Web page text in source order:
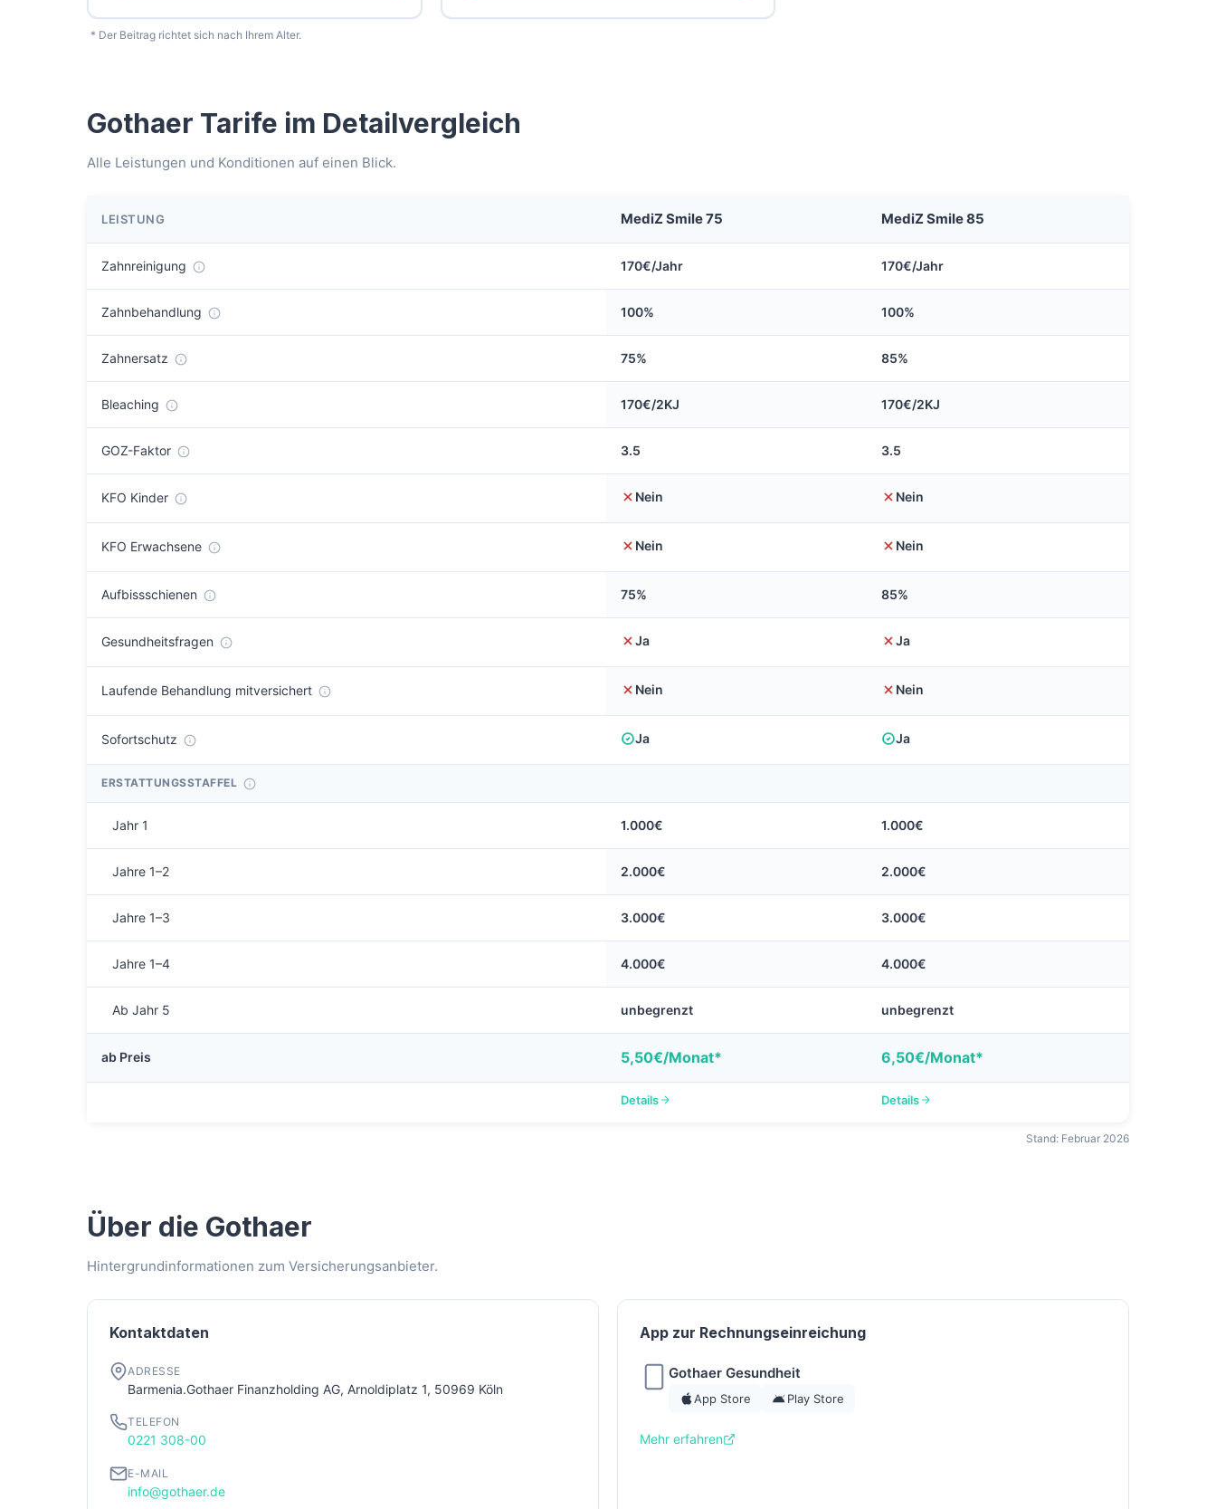
* Der Beitrag richtet sich nach Ihrem Alter.
Gothaer Tarife im Detailvergleich
Alle Leistungen und Konditionen auf einen Blick.
LEISTUNG MediZ Smile 75 MediZ Smile 85
Zahnreinigung 170€/Jahr 170€/Jahr
Zahnbehandlung 100% 100%
Zahnersatz 75% 85%
Bleaching 170€/2KJ 170€/2KJ
GOZ-Faktor 3.5 3.5
KFO Kinder Nein Nein
KFO Erwachsene Nein Nein
Aufbissschienen 75% 85%
Gesundheitsfragen Ja Ja
Laufende Behandlung mitversichert Nein Nein
Sofortschutz Ja Ja
ERSTATTUNGSSTAFFEL
Jahr 1 1.000€ 1.000€
Jahre 1–2 2.000€ 2.000€
Jahre 1–3 3.000€ 3.000€
Jahre 1–4 4.000€ 4.000€
Ab Jahr 5 unbegrenzt unbegrenzt
ab Preis 5,50€/Monat* 6,50€/Monat*
Details Details
Stand: Februar 2026
Über die Gothaer
Hintergrundinformationen zum Versicherungsanbieter.
Kontaktdaten
ADRESSE
Barmenia.Gothaer Finanzholding AG, Arnoldiplatz 1, 50969 Köln
TELEFON
0221 308-00
E-MAIL
info@gothaer.de
App zur Rechnungseinreichung
Gothaer Gesundheit
App Store Play Store
Mehr erfahren